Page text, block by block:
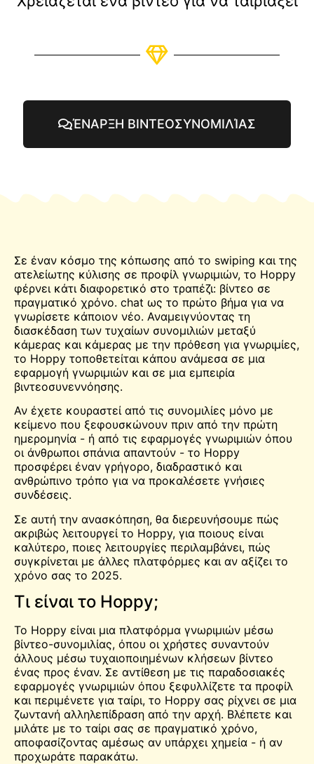
ΈΝΑΡΞΗ ΒΙΝΤΕΟΣΥΝΟΜΙΛΊΑΣ
Σε έναν κόσμο της κόπωσης από το swiping και της
ατελείωτης κύλισης σε προφίλ γνωριμιών, το Hoppy
φέρνει κάτι διαφορετικό στο τραπέζι: βίντεο σε
πραγματικό χρόνο. chat ως το πρώτο βήμα για να
γνωρίσετε κάποιον νέο. Αναμειγνύοντας τη
διασκέδαση των τυχαίων συνομιλιών μεταξύ
κάμερας και κάμερας με την πρόθεση για γνωριμίες,
το Hoppy τοποθετείται κάπου ανάμεσα σε μια
εφαρμογή γνωριμιών και σε μια εμπειρία
βιντεοσυνεννόησης.
Αν έχετε κουραστεί από τις συνομιλίες μόνο με
κείμενο που ξεφουσκώνουν πριν από την πρώτη
ημερομηνία - ή από τις εφαρμογές γνωριμιών όπου
οι άνθρωποι σπάνια απαντούν - το Hoppy
προσφέρει έναν γρήγορο, διαδραστικό και
ανθρώπινο τρόπο για να προκαλέσετε γνήσιες
συνδέσεις.
Σε αυτή την ανασκόπηση, θα διερευνήσουμε πώς
ακριβώς λειτουργεί το Hoppy, για ποιους είναι
καλύτερο, ποιες λειτουργίες περιλαμβάνει, πώς
συγκρίνεται με άλλες πλατφόρμες και αν αξίζει το
χρόνο σας το 2025.
Τι είναι το Hoppy;
Το Hoppy είναι μια πλατφόρμα γνωριμιών μέσω
βίντεο-συνομιλίας, όπου οι χρήστες συναντούν
άλλους μέσω τυχαιοποιημένων κλήσεων βίντεο
ένας προς έναν. Σε αντίθεση με τις παραδοσιακές
εφαρμογές γνωριμιών όπου ξεφυλλίζετε τα προφίλ
και περιμένετε για ταίρι, το Hoppy σας ρίχνει σε μια
ζωντανή αλληλεπίδραση από την αρχή. Βλέπετε και
μιλάτε με το ταίρι σας σε πραγματικό χρόνο,
αποφασίζοντας αμέσως αν υπάρχει χημεία - ή αν
προχωράτε παρακάτω.